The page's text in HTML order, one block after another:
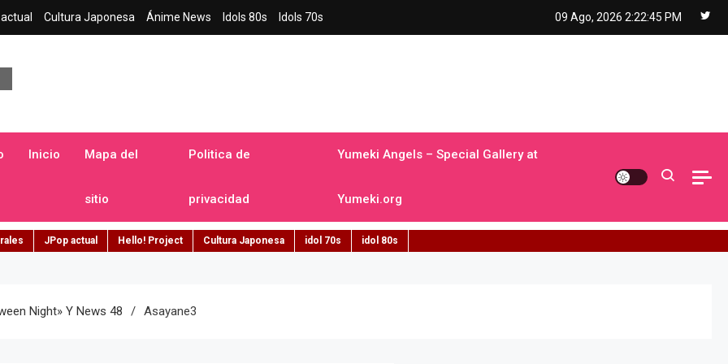
Cultura Japonesa Ánime News Idols 80s Idols 70s 09 Ago, 2026 2:22:46 PM
Inicio Mapa del
sitio
Politica de
privacidad
Yumeki Angels – Special Gallery at
Yumeki.org
JPop actual Hello! Project Cultura Japonesa idol 70s idol 80s
Night» Y News 48 Asayane3